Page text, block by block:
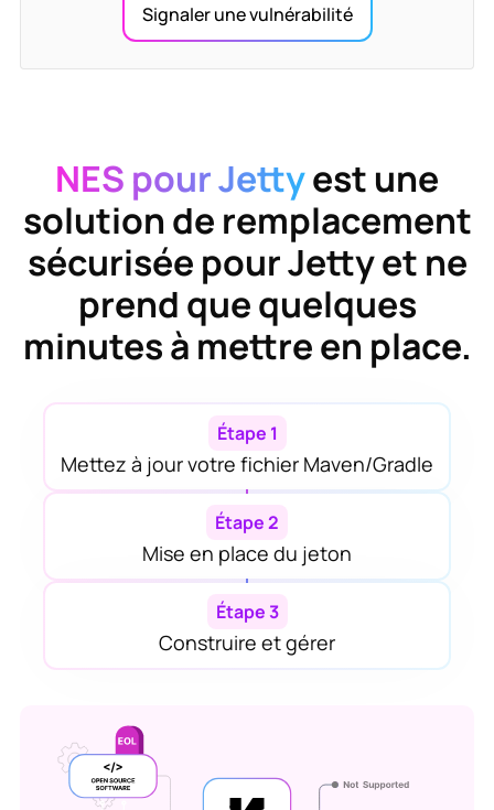
Signaler une vulnérabilité
NES pour Jettyest une
solution de remplacement
sécurisée pourJettyet ne
prend que quelques
minutes à mettre en place.
Étape 1
Mettez à jour votre fichier Maven/Gradle
Étape 2
Mise en place du jeton
Étape 3
Construire et gérer